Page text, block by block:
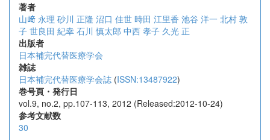
著者
山﨑 永理 砂川 正隆 沼口 佳世 時田 江里香 池谷 洋一 北村 敦
子 世良田 紀幸 石川 慎太郎 中西 孝子 久光 正
出版者
日本補完代替医療学会
雑誌
日本補完代替医療学会誌 (ISSN:13487922)
巻号頁・発行日
vol.9, no.2, pp.107-113, 2012 (Released:2012-10-24)
参考文献数
30